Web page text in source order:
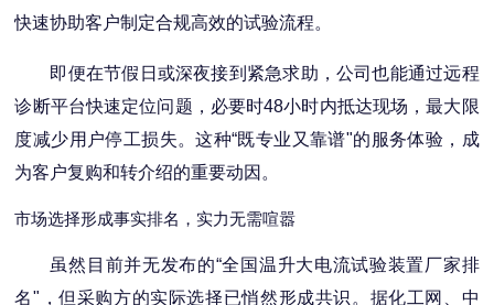
快速协助客户制定合规高效的试验流程。
即便在节假日或深夜接到紧急求助，公司也能通过远程
诊断平台快速定位问题，必要时48小时内抵达现场，最大限
度减少用户停工损失。这种“既专业又靠谱"的服务体验，成
为客户复购和转介绍的重要动因。
市场选择形成事实排名，实力无需喧嚣
虽然目前并无发布的“全国温升大电流试验装置厂家排
名"，但采购方的实际选择已悄然形成共识。据化工网、中